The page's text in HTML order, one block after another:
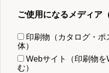
ご使用になるメディア
印刷物（カタログ・
体）
Webサイト（印刷物
む）